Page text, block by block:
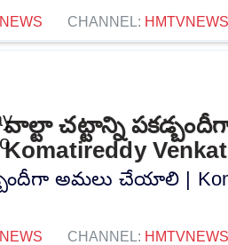
NEWS CHANNEL: HMTVNEWS
వాల్టా చట్టాన్ని
Komatireddy
అమలు చేయాలి |
NEWS CHANNEL: HMTVNEWS